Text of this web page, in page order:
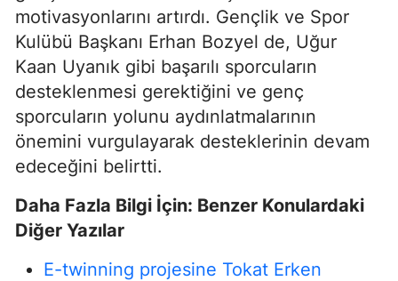
motivasyonlarını artırdı. Gençlik ve Spor
Kulübü Başkanı Erhan Bozyel de, Uğur
Kaan Uyanık gibi başarılı sporcuların
desteklenmesi gerektiğini ve genç
sporcuların yolunu aydınlatmalarının
önemini vurgulayarak desteklerinin devam
edeceğini belirtti.
Daha Fazla Bilgi İçin: Benzer Konulardaki
Diğer Yazılar
E-twinning projesine Tokat Erken